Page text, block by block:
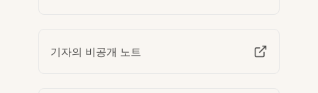
기자의 비공개 노트